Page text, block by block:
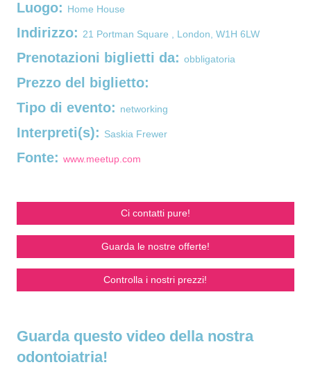
Luogo: Home House
Indirizzo: 21 Portman Square , London, W1H 6LW
Prenotazioni biglietti da: obbligatoria
Prezzo del biglietto:
Tipo di evento: networking
Interpreti(s): Saskia Frewer
Fonte: www.meetup.com
Ci contatti pure!
Guarda le nostre offerte!
Controlla i nostri prezzi!
Guarda questo video della nostra
odontoiatria!